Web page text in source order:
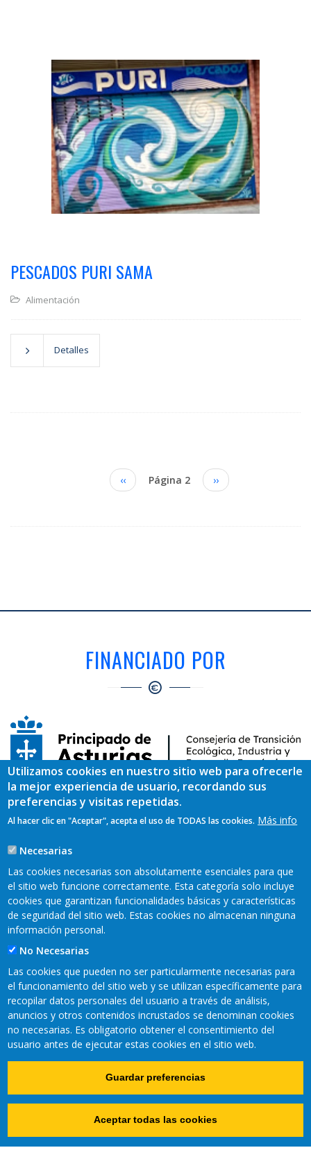
PESCADOS PURI SAMA
Alimentación
Detalles
Página
anterior
‹‹ Página 2
Siguiente
página
››
FINANCIADO POR
EJECUTADO POR
REDES SOCIALES
Copyright © 2021 Fundación CTIC
Pie
Política de cookies Aviso Legal
Accesibilidad
Utilizamos cookies en nuestro sitio web para ofrecerle
la mejor experiencia de usuario, recordando sus
preferencias y visitas repetidas.
Al hacer clic en "Aceptar", acepta el uso de TODAS las cookies. Más info
Necesarias
Las cookies necesarias son absolutamente esenciales para que
el sitio web funcione correctamente. Esta categoría solo incluye
cookies que garantizan funcionalidades básicas y características
de seguridad del sitio web. Estas cookies no almacenan ninguna
información personal.
No Necesarias
Las cookies que pueden no ser particularmente necesarias para
el funcionamiento del sitio web y se utilizan específicamente para
recopilar datos personales del usuario a través de análisis,
anuncios y otros contenidos incrustados se denominan cookies
no necesarias. Es obligatorio obtener el consentimiento del
usuario antes de ejecutar estas cookies en el sitio web.
Guardar preferencias
Aceptar todas las cookies